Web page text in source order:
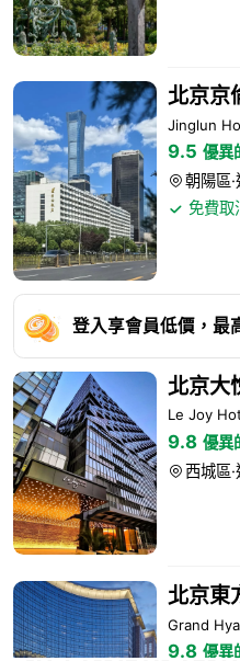
北京京
Jinglun
9.5 優異
 朝陽區
 免費取
登入享會員低價，最
北京大
Le Joy
9.8 優異
 西城區
北京東
Grand
9.8 優異